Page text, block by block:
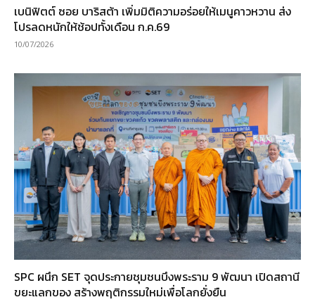
เบนิฟิตต์ ซอย บาริสต้า เพิ่มมิติความอร่อยให้เมนูคาวหวาน ส่ง
โปรลดหนักให้ช้อปทั้งเดือน ก.ค.69
10/07/2026
SPC ผนึก SET จุดประกายชุมชนบึงพระราม 9 พัฒนา เปิดสถานี
ขยะแลกของ สร้างพฤติกรรมใหม่เพื่อโลกยั่งยืน